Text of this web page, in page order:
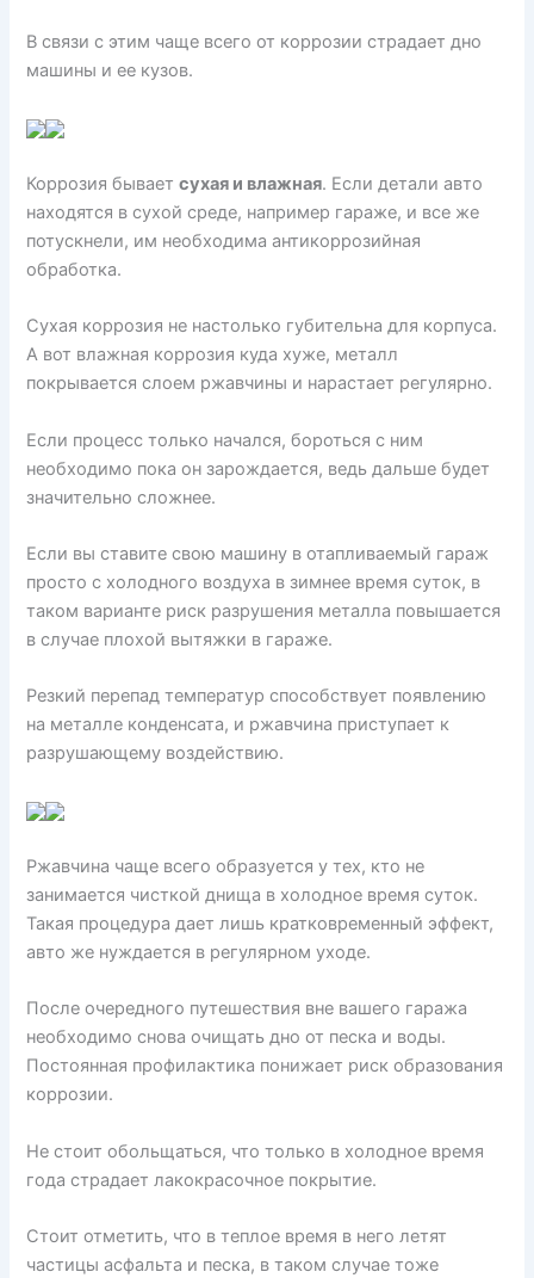
В связи с этим чаще всего от коррозии страдает дно
машины и ее кузов.
Коррозия бываетсухая и влажная. Если детали авто
находятся в сухой среде, например гараже, и все же
потускнели, им необходима антикоррозийная
обработка.
Сухая коррозия не настолько губительна для корпуса.
А вот влажная коррозия куда хуже, металл
покрывается слоем ржавчины и нарастает регулярно.
Если процесс только начался, бороться с ним
необходимо пока он зарождается, ведь дальше будет
значительно сложнее.
Если вы ставите свою машину в отапливаемый гараж
просто с холодного воздуха в зимнее время суток, в
таком варианте риск разрушения металла повышается
в случае плохой вытяжки в гараже.
Резкий перепад температур способствует появлению
на металле конденсата, и ржавчина приступает к
разрушающему воздействию.
Ржавчина чаще всего образуется у тех, кто не
занимается чисткой днища в холодное время суток.
Такая процедура дает лишь кратковременный эффект,
авто же нуждается в регулярном уходе.
После очередного путешествия вне вашего гаража
необходимо снова очищать дно от песка и воды.
Постоянная профилактика понижает риск образования
коррозии.
Не стоит обольщаться, что только в холодное время
года страдает лакокрасочное покрытие.
Стоит отметить, что в теплое время в него летят
частицы асфальта и песка, в таком случае тоже